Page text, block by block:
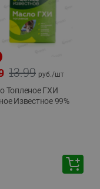
13.99 руб./шт
Топленое ГХИ
Известное 99%